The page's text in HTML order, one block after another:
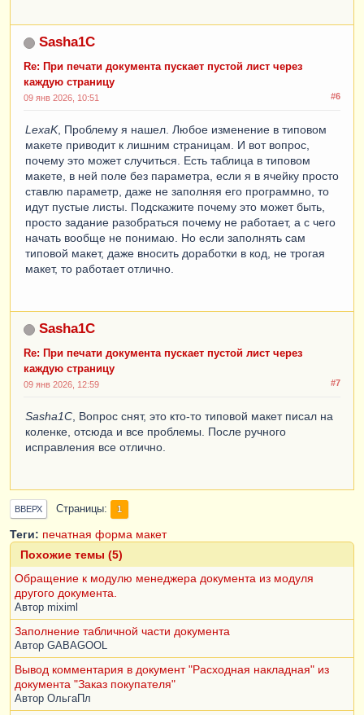
Sasha1C
Re: При печати документа пускает пустой лист через
каждую страницу
#6
09 янв 2026, 10:51
LexaK, Проблему я нашел. Любое изменение в типовом
макете приводит к лишним страницам. И вот вопрос,
почему это может случиться. Есть таблица в типовом
макете, в ней поле без параметра, если я в ячейку просто
ставлю параметр, даже не заполняя его программно, то
идут пустые листы. Подскажите почему это может быть,
просто задание разобраться почему не работает, а с чего
начать вообще не понимаю. Но если заполнять сам
типовой макет, даже вносить доработки в код, не трогая
макет, то работает отлично.
Sasha1C
Re: При печати документа пускает пустой лист через
каждую страницу
#7
09 янв 2026, 12:59
Sasha1C, Вопрос снят, это кто-то типовой макет писал на
коленке, отсюда и все проблемы. После ручного
исправления все отлично.
ВВЕРХ Страницы 1
Теги: печатная форма макет
Похожие темы (5)
Обращение к модулю менеджера документа из модуля
другого документа.
Автор miximl
Заполнение табличной части документа
Автор GABAGOOL
Вывод комментария в документ "Расходная накладная" из
документа "Заказ покупателя"
Автор ОльгаПл